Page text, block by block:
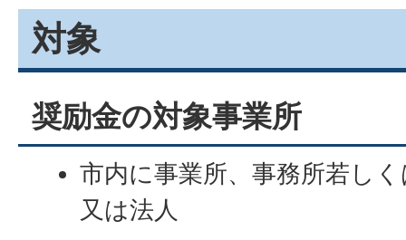
対象
奨励金の対象事業所
市内に事業所、事務所若し
又は法人